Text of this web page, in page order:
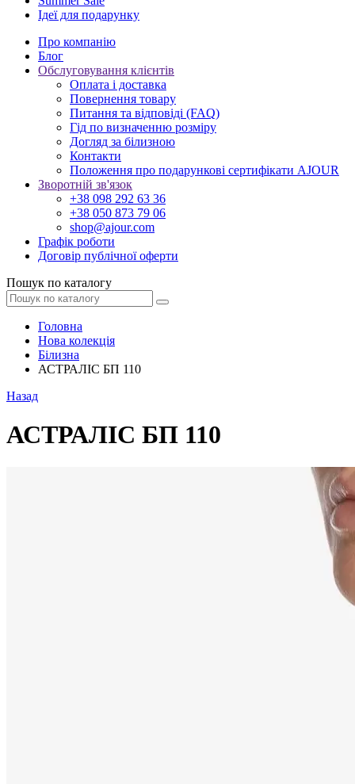
Ідеї для подарунку
Про компанію
Блог
Обслуговування клієнтів
Оплата і доставка
Повернення товару
Питання та відповіді (FAQ)
Гід по визначенню розміру
Догляд за білизною
Контакти
Положення про подарункові сертифікати AJOUR
Зворотній зв'язок
+38 098 292 63 36
+38 050 873 79 06
shop@ajour.com
Графік роботи
Договір публічної оферти
Пошук по каталогу
Головна
Нова колекція
Білизна
АСТРАЛІС БП 110
Назад
АСТРАЛІС БП 110